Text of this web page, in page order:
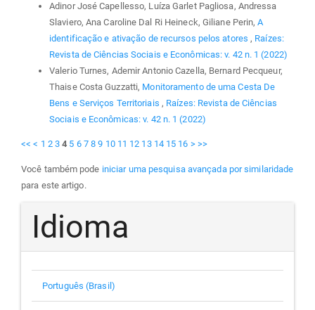
Adinor José Capellesso, Luíza Garlet Pagliosa, Andressa
Slaviero, Ana Caroline Dal Ri Heineck, Giliane Perin,A
identificação e ativação de recursos pelos atores, Raízes:
Revista de Ciências Sociais e Econômicas: v. 42 n. 1 (2022)
Valerio Turnes, Ademir Antonio Cazella, Bernard Pecqueur,
Thaise Costa Guzzatti, Monitoramento de uma Cesta De
Bens e Serviços Territoriais , Raízes: Revista de Ciências
Sociais e Econômicas: v. 42 n. 1 (2022)
<< < 1 2 3 4 5 6 7 8 9 10 11 12 13 14 15 16 > >>
Você também pode iniciar uma pesquisa avançada por similaridade
para este artigo.
Idioma
Português (Brasil)